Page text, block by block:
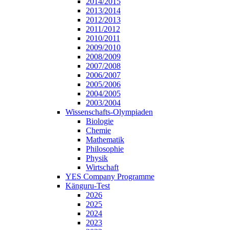
2013/2014
2012/2013
2011/2012
2010/2011
2009/2010
2008/2009
2007/2008
2006/2007
2005/2006
2004/2005
2003/2004
Wissenschafts-Olympiaden
Biologie
Chemie
Mathematik
Philosophie
Physik
Wirtschaft
YES Company Programme
Känguru-Test
2026
2025
2024
2023